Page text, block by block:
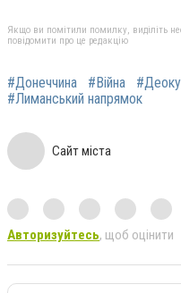
Якщо ви помітили помилку, виділіть
повідомити про це редакцію
#Донеччина #Війна
#Лиманський напрямок
Сайт міста
Авторизуйтесь, щоб оцінити